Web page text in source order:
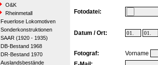
O&K
Rheinmetall
Feuerlose Lokomotiven
Sonderkonstruktionen
SAAR (1920 - 1935)
DB-Bestand 1968
DR-Bestand 1970
Auslandsbestände
Fotodatei:
Datum / Ort:
Fotograf: Vorname